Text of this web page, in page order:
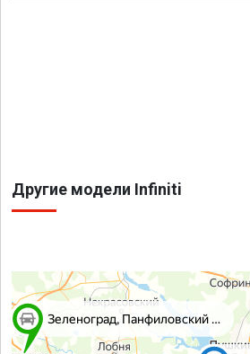
Другие модели Infiniti